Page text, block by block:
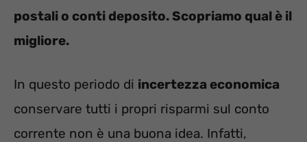
postali o conti deposito. Scopriamo qual è il
migliore.
In questo periodo di incertezza economica
conservare tutti i propri risparmi sul conto
corrente non è una buona idea. Infatti,